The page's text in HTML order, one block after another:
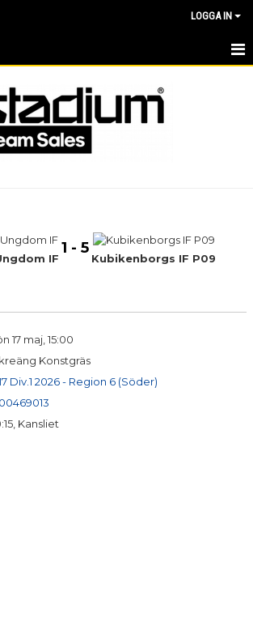
LOGGA IN
IF
1 - 5
Kubikenborgs IF P09
17 maj, 15:00
Konstgräs
Div.1 2026 - Region 6 (Söder)
Kansliet